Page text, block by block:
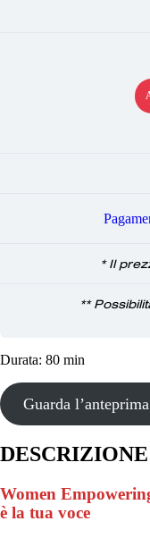
* Il
**
Durata: 80 min
Guarda l’anteprima
Women
è la tua voce